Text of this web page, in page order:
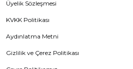
Üyelik Sözleşmesi
KVKK Politikası
Aydınlatma Metni
Gizlilik ve Çerez Politikası